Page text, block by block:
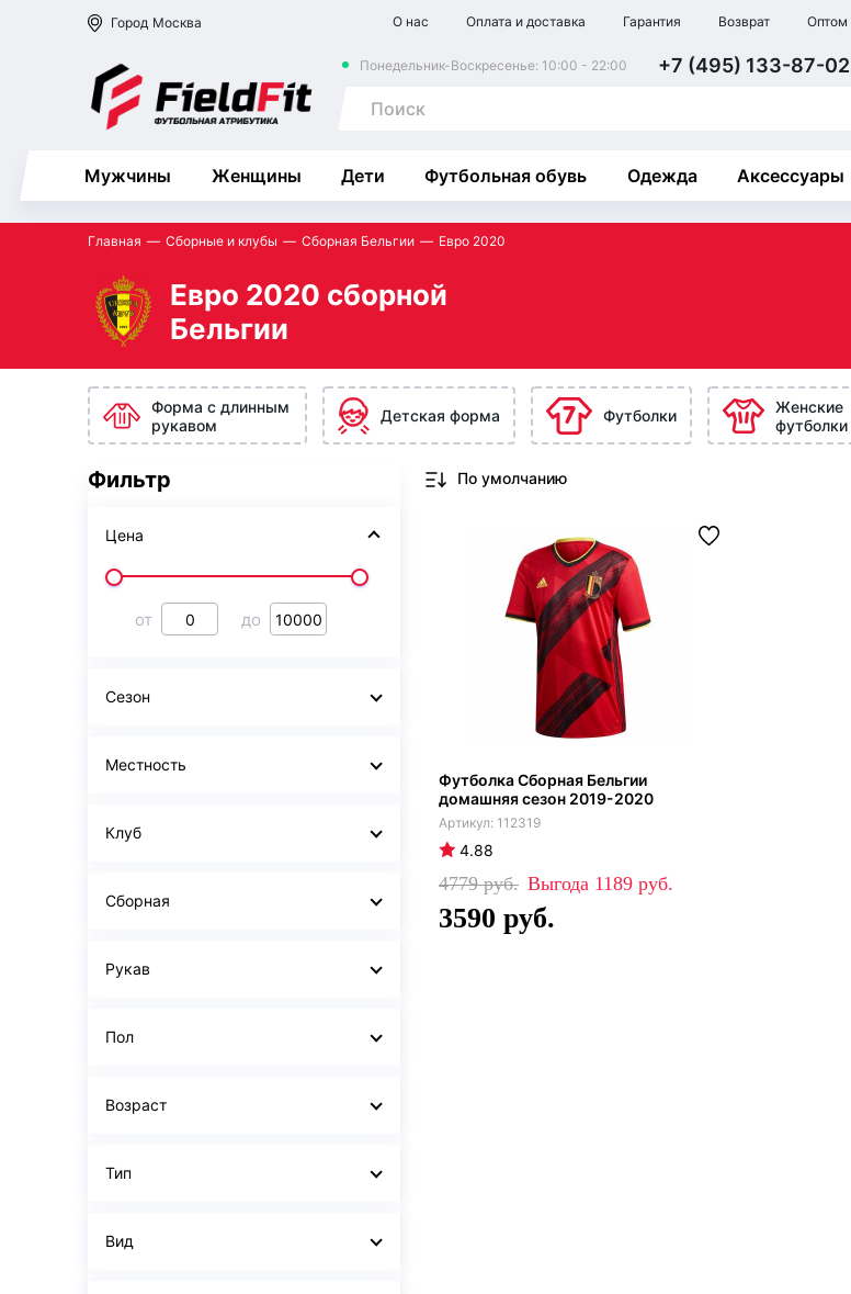
Город Москва О нас Оплата и доставка Гарантия Возврат Оптом
Понедельник-Воскресенье: 10:00 - 22:00 +7 (495) 133-87-02
Мужчины Женщины Дети Футбольная обувь Одежда Аксессуары
Главная Сборные и клубы Сборная Бельгии Евро 2020
Евро 2020 сборной
Бельгии
Форма с длинным
рукавом
Детская форма Футболки
Женские
футболки
Фильтр
Цена
от до
Сезон
Местность
Клуб
Сборная
Рукав
Пол
Возраст
Тип
Вид
Футболка Сборная Бельгии
домашняя сезон 2019-2020
112319
4.88
4779 1189
3590